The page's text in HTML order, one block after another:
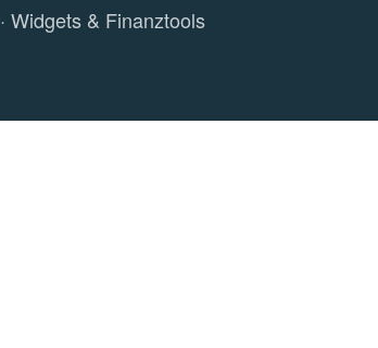
Widgets & Finanztools